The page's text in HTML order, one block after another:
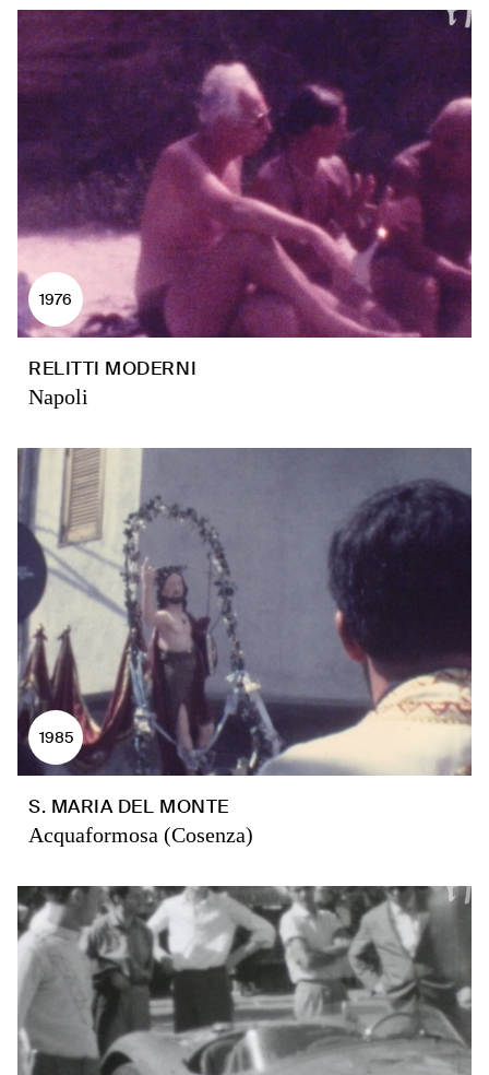
1976
RELITTI MODERNI
Napoli
1985
S. MARIA DEL MONTE
Acquaformosa (Cosenza)